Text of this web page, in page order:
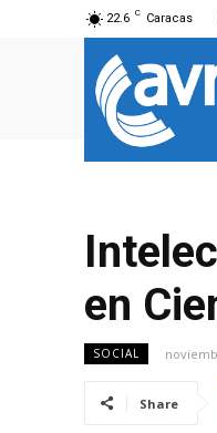
22.6 C Caracas
en
SOCIAL
Share